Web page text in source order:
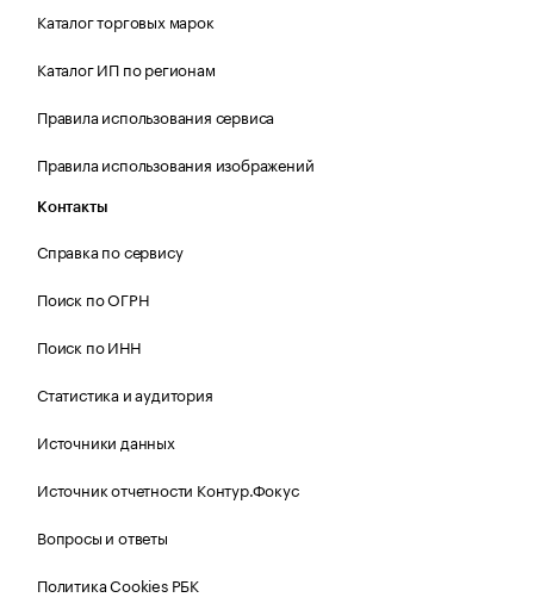
Каталог торговых марок
Каталог ИП по регионам
Правила использования сервиса
Правила использования изображений
Контакты
Справка по сервису
Поиск по ОГРН
Поиск по ИНН
Статистика и аудитория
Источники данных
Источник отчетности Контур.Фокус
Вопросы и ответы
Политика Cookies РБК